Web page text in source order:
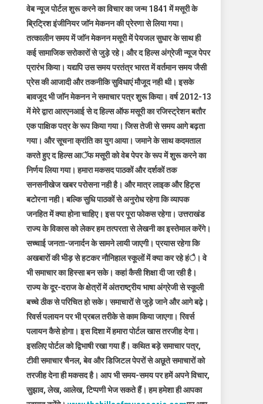
वेब न्यूज पोर्टल शुरू करने का विचार का जन्म 1841 में मसूरी के
ब्रिट्रिश इंजीनियर जाॅन मेकनन की प्रेरणा से लिया गया।
तत्कालीन समय में जाॅन मेकनन मसूरी में पेयजल सुधार के साथ ही
कई सामाजिक सरोकारों से जुड़े रहे। और द हिल्स अंग्रेजी न्यूज पेपर
प्रारंभ किया। यद्यपि उस समय परतंत्र भारत में वर्तमान समय जैसी
प्रेस की आजादी और तकनीकि सुविधाएं मौजूद नही थी। इसके
बावजूद भी जाॅन मेकनन ने समाचार पत्र शुरू किया। वर्ष 2012-13
में मेरे द्वारा आरएनआई से द हिल्स ऑफ मसूरी का रजिस्ट्रेशन बतौर
एक पाक्षिक पत्र के रूप किया गया। जिस तेजी से समय आगे बढ़ता
गया। और सूचना क्रांति का युग आया। जमाने के साथ कदमताल
करते हुए द हिल्स आॅफ मसूरी को वेब पेपर के रूप में शुरू करने का
निर्णय लिया गया। हमारा मकसद पाठकों और दर्शकों तक
सनसनीखेज खबर परोसना नही है। और मात्र लाइक और हिट्स
बटोरना नही। बल्कि सुधि पाठकों से अनुरोध रहेगा कि व्यापक
जनहित में क्या होना चाहिए। इस पर पूरा फोकस रहेगा। उत्तराखंड
राज्य के विकास को लेकर हम तत्परता से लेखनी का इस्तेमाल करेंगे।
सच्चाई जनता-जनार्दन के सामने लायी जाएगी। प्रयास रहेगा कि
अखबारों की भीड़ से हटकर नौनिहाल स्कूलों में क्या कर रहे हंै। वे
भी समाचार का हिस्सा बन सके। कहां कैसी शिक्षा दी जा रही है।
राज्य के दूर-दराज के क्षेत्रों में अंतराष्ट्रीय भाषा अंग्रेजी से स्कूली
बच्चे ठीक से परिचित हो सके। समाचारों से जुड़े जाने और आगे बढ़े।
रिवर्स पलायन पर भी प्रबल तरीके से काम किया जाएगा। रिवर्स
पलायन कैसे होगा। इस दिशा में हमारा पोर्टल खास तरजीह देगा।
इसलिए पोर्टल को द्विभाषी रखा गया हैं। कथित बड़े समाचार पत्र,
टीवी समाचार चैनल, बेव और डिजिटल पेपरों से अछूते समाचारों को
तरजीह देना ही मकसद है। आप भी समय-समय पर हमें अपने विचार,
सुझाव, लेख, आलेख, टिप्पणी भेज सकते हैं। हम हमेशा ही आपका